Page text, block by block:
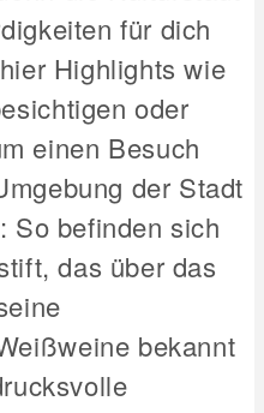
für dich
Highlights wie
oder
einen Besuch
der Stadt
So befinden sich
das über das
bekannt